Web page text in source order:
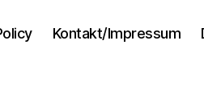
Kontakt/Impressum